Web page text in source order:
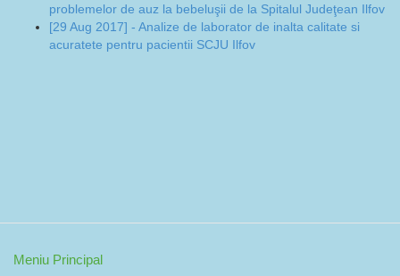
problemelor de auz la bebeluşii de la Spitalul Judeţean Ilfov
[29 Aug 2017] - Analize de laborator de inalta calitate si
acuratete pentru pacientii SCJU Ilfov
Meniu Principal